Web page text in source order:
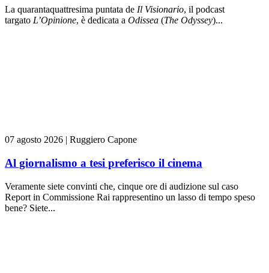
La quarantaquattresima puntata de Il Visionario, il podcast
targato L’Opinione, è dedicata a Odissea (The Odyssey)...
07 agosto 2026 | Ruggiero Capone
Al giornalismo a tesi preferisco il cinema
Veramente siete convinti che, cinque ore di audizione sul caso
Report in Commissione Rai rappresentino un lasso di tempo speso
bene? Siete...